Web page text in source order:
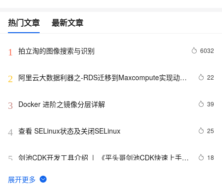
热门文章 最新文章
1 拍立淘的图像搜索与识别 6032
2
阿里云大数据利器之-RDS迁移到Maxcompute实现动态
22
3 Docker 进阶之镜像分层详解 39
4 查看 SELinux状态及关闭SELinux 25
5 剑池CDK开发工具介绍  |  《平头哥剑池CDK快速上手指
18
6 WebAssembly 在 MOSN 中的实践 - 基础框架篇